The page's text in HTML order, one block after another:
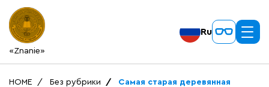
«Znanie»
Ru
HOME Без рубрики
Самая старая деревянная